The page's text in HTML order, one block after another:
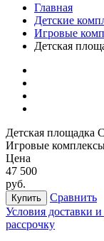
Главная
Детские
Игровые
Детская
Детская площадка
Игровые
Цена
47 500
руб.
Купить
Сравнить
Условия доставки
рассрочку